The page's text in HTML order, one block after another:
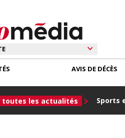
toutes les actualités Sports
AVIS DE DÉCÈS